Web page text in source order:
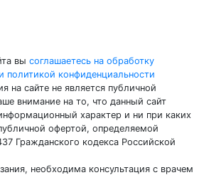
вы соглашаетесь на обработку
политикой конфиденциальности
на сайте не является публичной
внимание на то, что данный сайт
характер и ни при каких
офертой, определяемой
Гражданского кодекса Российской
необходима консультация с врачем